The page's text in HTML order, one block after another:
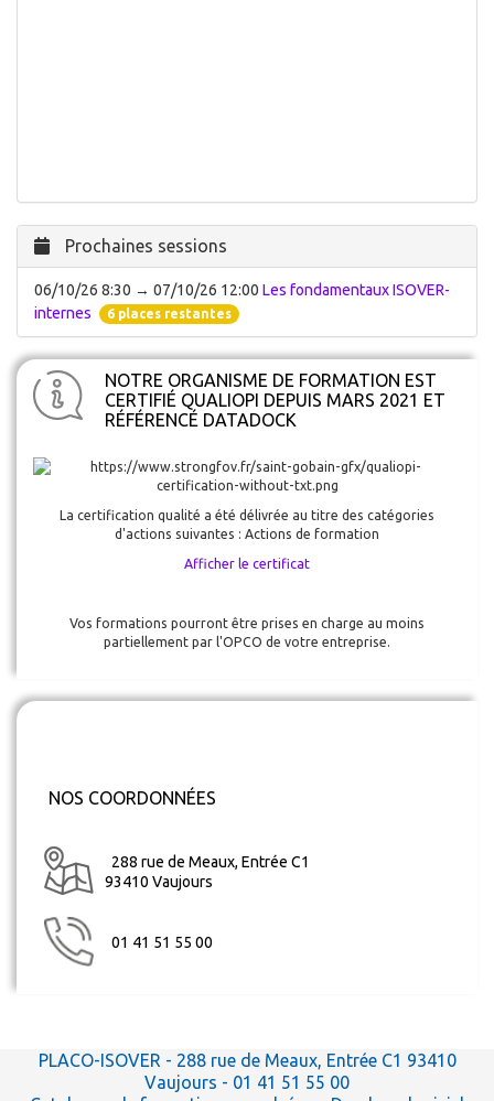
Prochaines sessions
06/10/26 8:30 → 07/10/26 12:00 Les fondamentaux ISOVER-
internes
6 places restantes
NOTRE ORGANISME DE FORMATION EST
CERTIFIÉ QUALIOPI DEPUIS MARS 2021 ET
RÉFÉRENCÉ DATADOCK
La certification qualité a été délivrée au titre des catégories
d'actions suivantes : Actions de formation
Afficher le certificat
Vos formations pourront être prises en charge au moins
partiellement par l'OPCO de votre entreprise.
NOS COORDONNÉES
288 rue de Meaux, Entrée C1
93410 Vaujours
01 41 51 55 00
PLACO-ISOVER - 288 rue de Meaux, Entrée C1 93410
Vaujours - 01 41 51 55 00